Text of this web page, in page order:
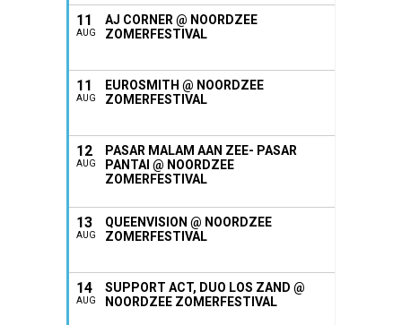
11
AUG
AJ CORNER @ NOORDZEE
ZOMERFESTIVAL
11
AUG
EUROSMITH @ NOORDZEE
ZOMERFESTIVAL
12
AUG
PASAR MALAM AAN ZEE- PASAR
PANTAI @ NOORDZEE
ZOMERFESTIVAL
13
AUG
QUEENVISION @ NOORDZEE
ZOMERFESTIVAL
14
AUG
SUPPORT ACT, DUO LOS ZAND @
NOORDZEE ZOMERFESTIVAL